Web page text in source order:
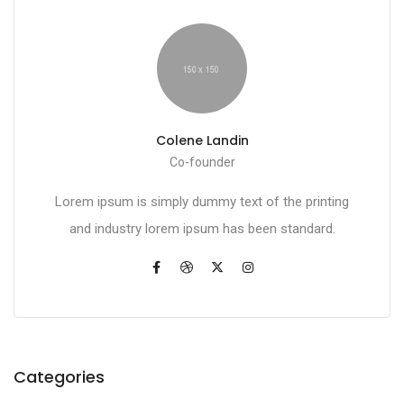
Colene Landin
Co-founder
Lorem ipsum is simply dummy text of the printing
and industry lorem ipsum has been standard.
Categories